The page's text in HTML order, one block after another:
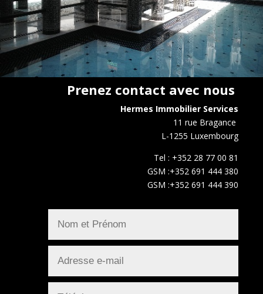
Prenez contact avec nous
Hermes Immobilier Services
11 rue Bragance
L-1255 Luxembourg
Tel : +352 28 77 00 81
GSM :+352 691 444 380
GSM :+352 691 444 390